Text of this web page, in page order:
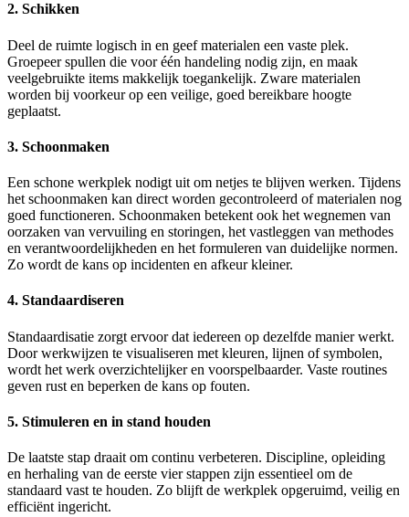
2. Schikken
Deel de ruimte logisch in en geef materialen een vaste plek.
Groepeer spullen die voor één handeling nodig zijn, en maak
veelgebruikte items makkelijk toegankelijk. Zware materialen
worden bij voorkeur op een veilige, goed bereikbare hoogte
geplaatst.
3. Schoonmaken
Een schone werkplek nodigt uit om netjes te blijven werken. Tijdens
het schoonmaken kan direct worden gecontroleerd of materialen nog
goed functioneren. Schoonmaken betekent ook het wegnemen van
oorzaken van vervuiling en storingen, het vastleggen van methodes
en verantwoordelijkheden en het formuleren van duidelijke normen.
Zo wordt de kans op incidenten en afkeur kleiner.
4. Standaardiseren
Standaardisatie zorgt ervoor dat iedereen op dezelfde manier werkt.
Door werkwijzen te visualiseren met kleuren, lijnen of symbolen,
wordt het werk overzichtelijker en voorspelbaarder. Vaste routines
geven rust en beperken de kans op fouten.
5. Stimuleren en in stand houden
De laatste stap draait om continu verbeteren. Discipline, opleiding
en herhaling van de eerste vier stappen zijn essentieel om de
standaard vast te houden. Zo blijft de werkplek opgeruimd, veilig en
efficiënt ingericht.